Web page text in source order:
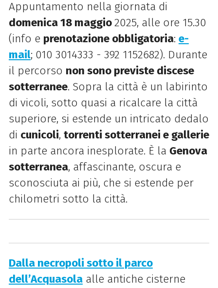
Appuntamento nella giornata di
domenica 18 maggio2025, alle ore 15.30
(info e prenotazione obbligatoria: e-
mail; 010 3014333 - 392 1152682). Durante
il percorso non sono previste discese
sotterranee. Sopra la città è un labirinto
di vicoli, sotto quasi a ricalcare la città
superiore, si estende un intricato dedalo
di cunicoli, torrenti sotterranei e gallerie
in parte ancora inesplorate. È la Genova
sotterranea, affascinante, oscura e
sconosciuta ai più, che si estende per
chilometri sotto la città.
Dalla necropoli sotto il parco
dell’Acquasolaalle antiche cisterne